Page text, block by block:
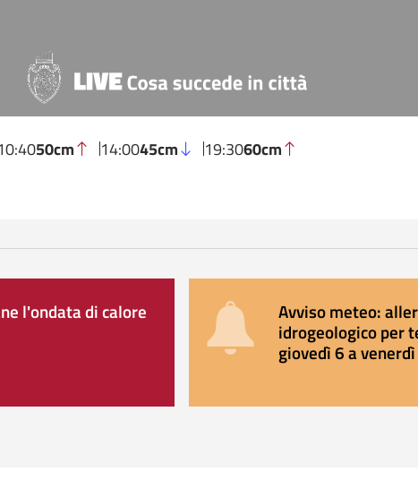
50cm 14:0045cm 19:3060cm
l'ondata di calore Avviso meteo:
idrogeologico per
giovedì 6 a